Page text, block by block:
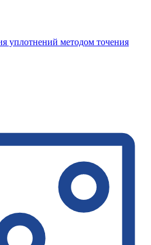
уплотнений методом точения